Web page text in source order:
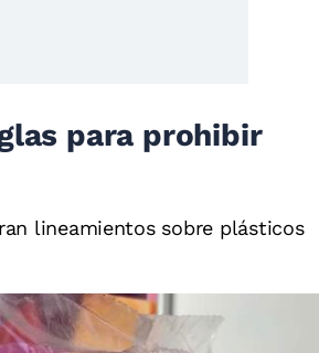
para prohibir
lineamientos sobre plásticos